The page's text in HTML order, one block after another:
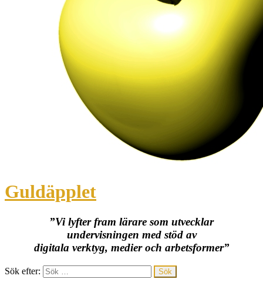
Guldäpplet
”Vi lyfter fram lärare som utvecklar
undervisningen med stöd av
digitala verktyg, medier och arbetsformer”
Sök efter: